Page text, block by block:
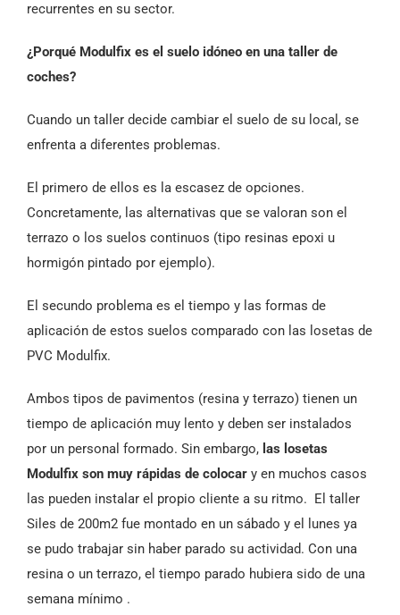
recurrentes en su sector.
¿Porqué Modulfix es el suelo idóneo en una taller de
coches?
Cuando un taller decide cambiar el suelo de su local, se
enfrenta a diferentes problemas.
El primero de ellos es la escasez de opciones.
Concretamente, las alternativas que se valoran son el
terrazo o los suelos continuos (tipo resinas epoxi u
hormigón pintado por ejemplo).
El secundo problema es el tiempo y las formas de
aplicación de estos suelos comparado con las losetas de
PVC Modulfix.
Ambos tipos de pavimentos (resina y terrazo) tienen un
tiempo de aplicación muy lento y deben ser instalados
por un personal formado. Sin embargo, las losetas
Modulfix son muy rápidas de colocar y en muchos casos
las pueden instalar el propio cliente a su ritmo. El taller
Siles de 200m2 fue montado en un sábado y el lunes ya
se pudo trabajar sin haber parado su actividad. Con una
resina o un terrazo, el tiempo parado hubiera sido de una
semana mínimo .